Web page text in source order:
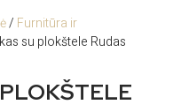
/ Furnitūra ir
su plokštele Rudas